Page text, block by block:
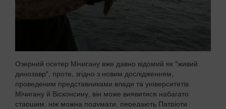
Озерний осетер Мічигану вже давно відомий як "живий
динозавр", проте, згідно з новим дослідженням,
проведеним представниками влади та університетів
Мічигану й Вісконсину, він може виявитися набагато
старшим, ніж можна подумати, передають Патріоти